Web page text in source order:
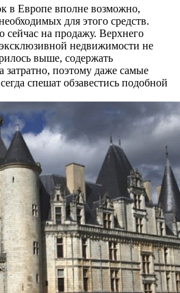
в Европе вполне возможно,
для этого средств.
на продажу. Верхнего
недвижимости не
выше, содержать
затратно, поэтому даже самые
спешат обзавестись подобной